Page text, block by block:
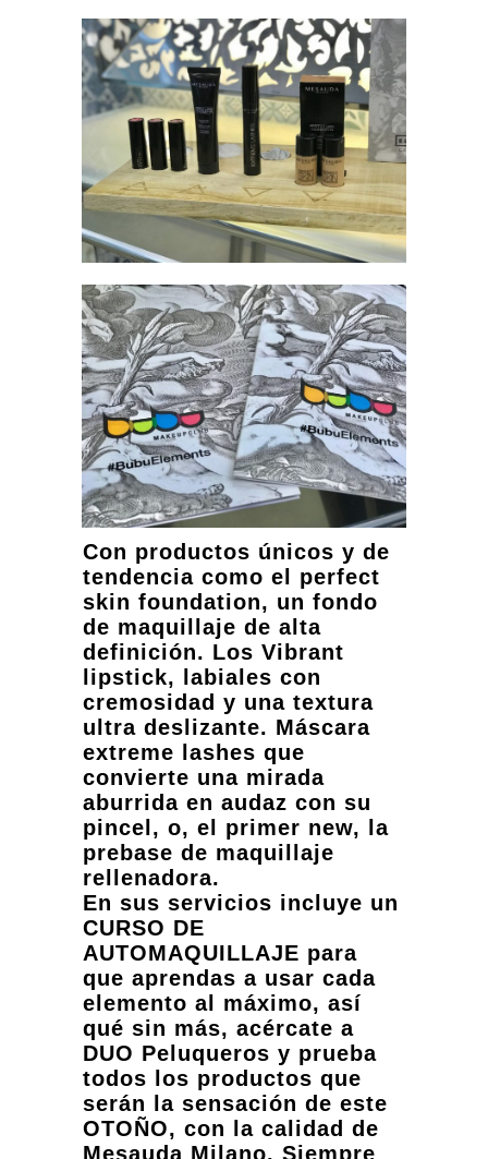
Con productos únicos y de
tendencia como el perfect
skin foundation, un fondo
de maquillaje de alta
definición. Los Vibrant
lipstick, labiales con
cremosidad y una textura
ultra deslizante. Máscara
extreme lashes que
convierte una mirada
aburrida en audaz con su
pincel, o, el primer new, la
prebase de maquillaje
rellenadora.
En sus servicios incluye un
CURSO DE
AUTOMAQUILLAJE para
que aprendas a usar cada
elemento al máximo, así
qué sin más, acércate a
DUO Peluqueros y prueba
todos los productos que
serán la sensación de este
OTOÑO, con la calidad de
Mesauda Milano. Siempre